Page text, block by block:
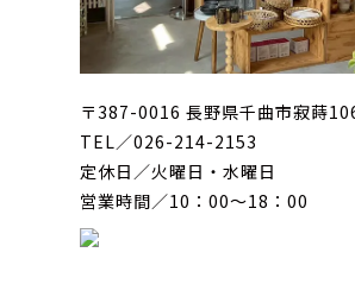
〒387-0016 長野県千曲市寂蒔
TEL／026-214-2153
定休日／火曜日・水曜日
営業時間／10：00〜18：00